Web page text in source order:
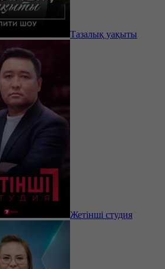
Тазалық уақыты
Жетінші студия